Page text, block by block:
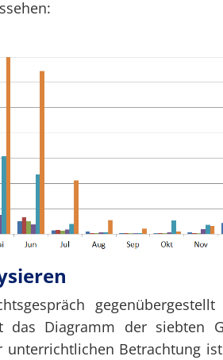
das Diagramm der siebten
Betrachtung